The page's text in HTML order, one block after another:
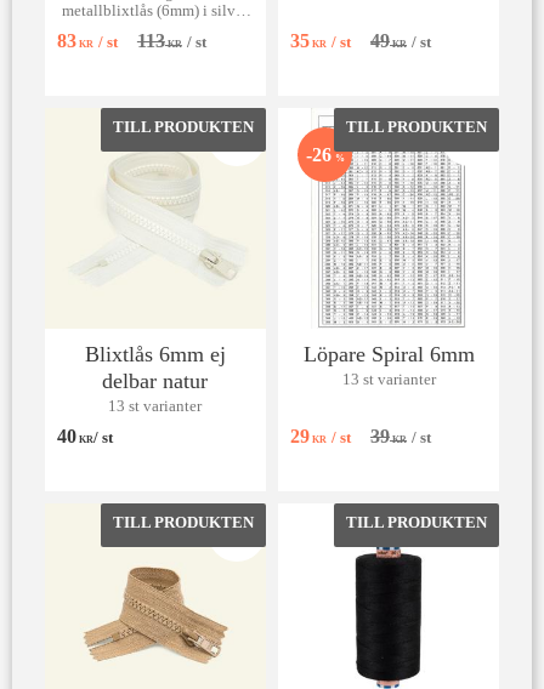
metallblixtlås (6mm) i silver
projekt som kräver maximal
83KR / st 113KR / st 35 KR / st 49KR / st
Blixtlås 6mm ej
delbar natur
13 st varianter
40KR/ st
Lägg till i favoriter
Löpare Spiral 6mm
13 st varianter
29 KR / st 39KR / st
26 % Lägg till
Lägg till i favoriter Lägg till